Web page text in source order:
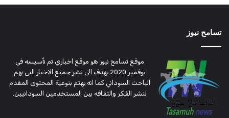
تسامح نيوز
موقع تسامح نيوز هو موقع اخباري تم تأسيسه في
نوفمبر 2020 يهدف الى نشر جميع الاخبار التى تهم
الباحث السوداني كما انه يهتم بنوعية المحتوى المقدم
لنشر الفكر والثقافه بين المستخدمين السودانيين.